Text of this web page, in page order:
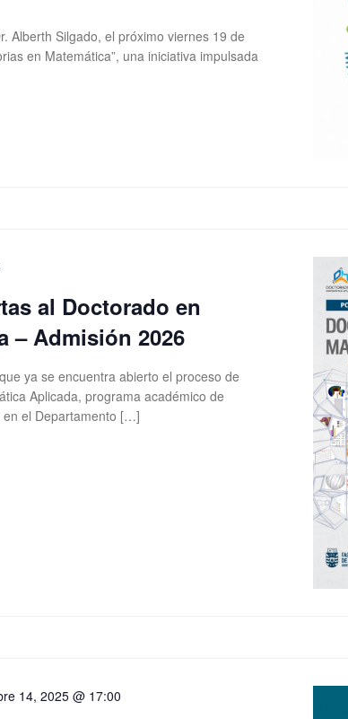
Alberth Silgado, el próximo viernes 19 de
en Matemática”, una iniciativa impulsada
al Doctorado en
– Admisión 2026
ya se encuentra abierto el proceso de
Aplicada, programa académico de
en el Departamento […]
14, 2025 @ 17:00